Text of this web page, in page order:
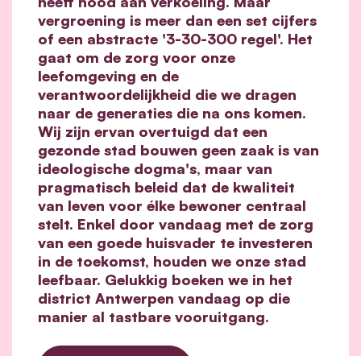
vergroening is meer dan een set cijfers
of een abstracte '3-30-300 regel'. Het
gaat om de zorg voor onze
leefomgeving en de
verantwoordelijkheid die we dragen
naar de generaties die na ons komen.
Wij zijn ervan overtuigd dat een
gezonde stad bouwen geen zaak is van
ideologische dogma's, maar van
pragmatisch beleid dat de kwaliteit
van leven voor élke bewoner centraal
stelt. Enkel door vandaag met de zorg
van een goede huisvader te investeren
in de toekomst, houden we onze stad
leefbaar. Gelukkig boeken we in het
district Antwerpen vandaag op die
manier al tastbare vooruitgang.